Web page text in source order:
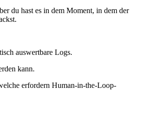
du hast es in dem Moment, in dem der
auswertbare Logs.
kann.
erfordern Human-in-the-Loop-